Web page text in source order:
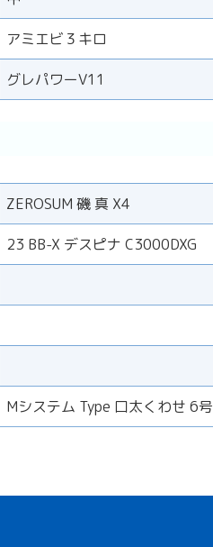
アミエビ３キロ
グレパワーV11
ZEROSUM 磯 真 X4
23 BB-X デスピナ C3000DXG
Mシステム Type 口太くわせ 6号